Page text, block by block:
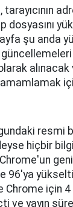
tarayıcının
şu anda
alınacak
resmi
hiçbir
96'ya
Chrome için
ve yayın